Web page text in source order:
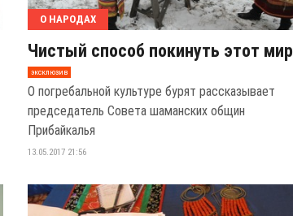
О НАРОДАХ
Чистый способ покинуть этот мир
эксклюзив
О погребальной культуре бурят рассказывает
председатель Совета шаманских общин
Прибайкалья
13.05.2017 21:56